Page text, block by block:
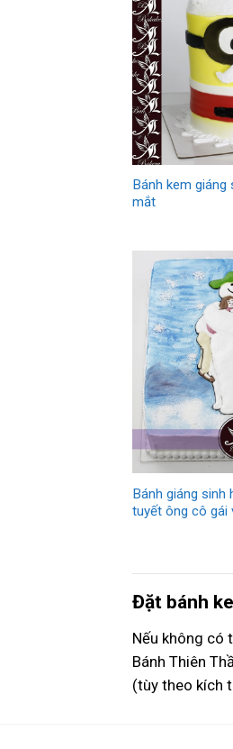
Bánh kem giáng
mắt
Bánh giáng sinh
tuyết ông cô gái
Đặt bánh
Nếu không có
Bánh Thiên
(tùy theo kích